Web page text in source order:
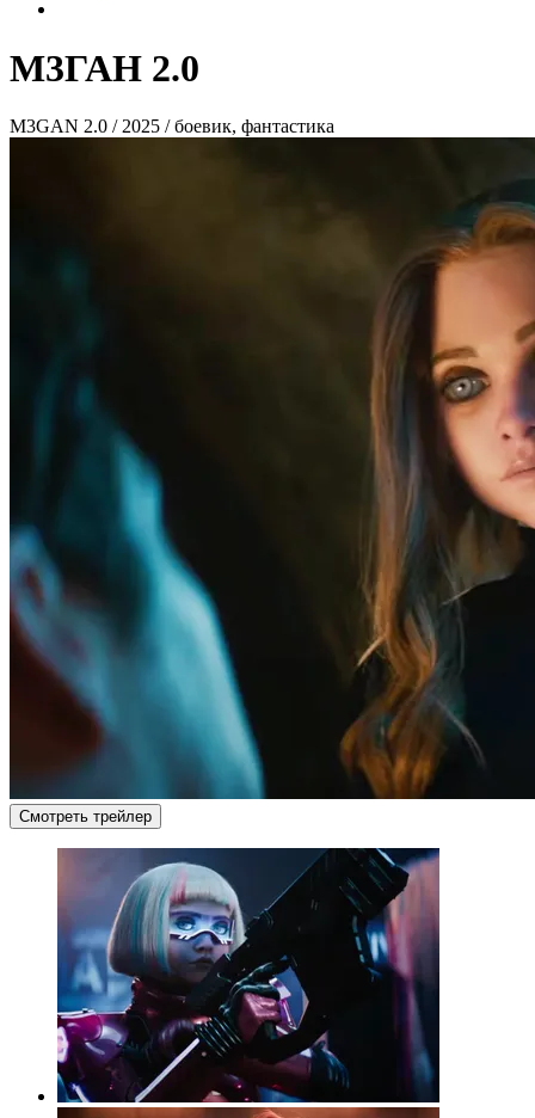
М3ГАН 2.0
M3GAN 2.0 / 2025 / боевик, фантастика
Смотреть трейлер